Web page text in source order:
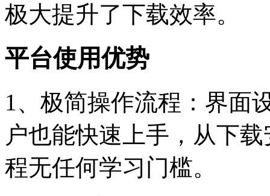
极大提升了下载效率。
平台使用优势
1、极简操作流程：界面
户也能快速上手，从下
程无任何学习门槛。